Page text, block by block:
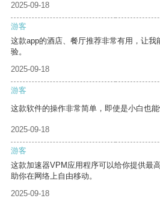
2025-09-18
游客
这款app的酒店、餐厅推荐非常有用，让
验。
2025-09-18
游客
这款软件的操作非常简单，即使是小白也能
2025-09-18
游客
这款加速器VPM应用程序可以给你提供最
助你在网络上自由移动。
2025-09-18